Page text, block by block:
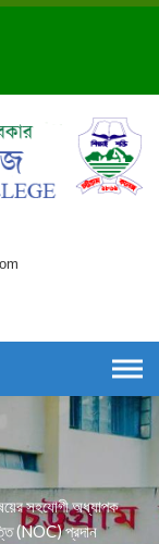
সহযোগী অধ্যাপক
(NOC) প্রদান